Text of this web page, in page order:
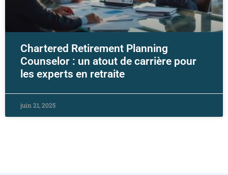
Chartered Retirement Planning
Counselor : un atout de carrière pour
les experts en retraite
juin 21, 2025